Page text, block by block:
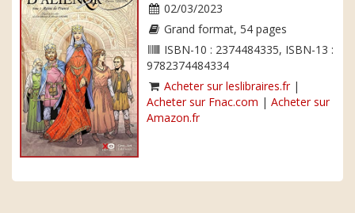
02/03/2023
Grand format, 54 pages
ISBN-10 : 2374484335, ISBN-13 :
9782374484334
Acheter sur leslibraires.fr|
Acheter sur Fnac.com | Acheter sur
Amazon.fr